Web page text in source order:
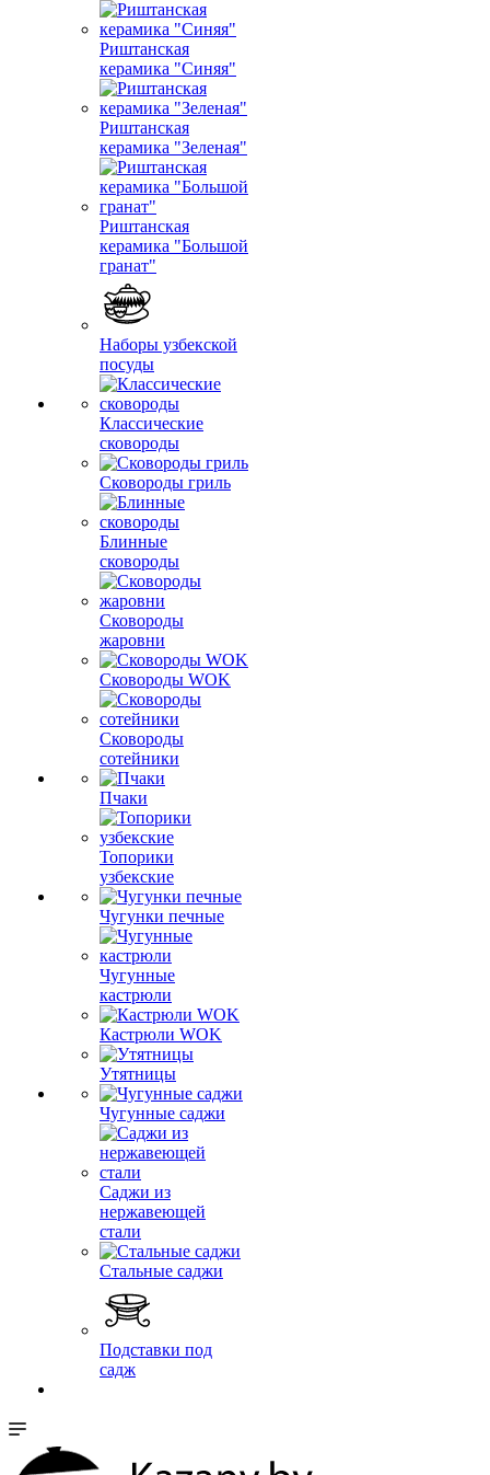
Риштанская
керамика "Синяя"
Риштанская
керамика "Зеленая"
Риштанская
керамика "Большой
гранат"
Наборы узбекской
посуды
Классические
сковороды
Сковороды гриль
Блинные
сковороды
Сковороды
жаровни
Сковороды WOK
Сковороды
сотейники
Пчаки
Топорики
узбекские
Чугунки печные
Чугунные
кастрюли
Кастрюли WOK
Утятницы
Чугунные саджи
Саджи из
нержавеющей
стали
Стальные саджи
Подставки под
садж